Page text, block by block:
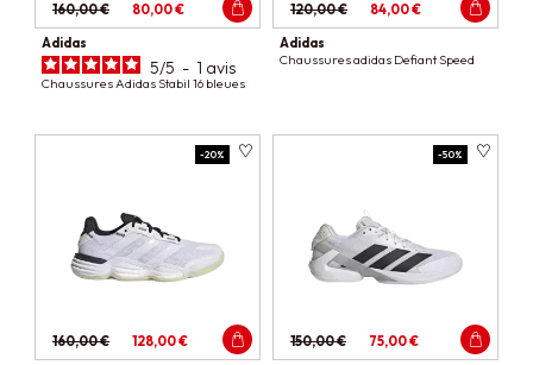
160,00 € 80,00 €
Adidas
5/5 - 1 avis
Chaussures Adidas Stabil 16 bleues
120,00 € 84,00 €
Adidas
Chaussures adidas Defiant Speed
160,00 € 128,00 €
-20%
150,00 € 75,00 €
-50%